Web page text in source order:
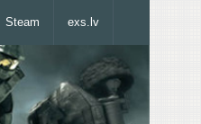
Steam exs.lv